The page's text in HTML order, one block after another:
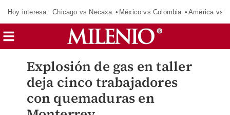
Hoy interesa: Chicago vs Necaxa México vs Colombia América vs
Explosión de gas en taller
deja cinco trabajadores
con quemaduras en